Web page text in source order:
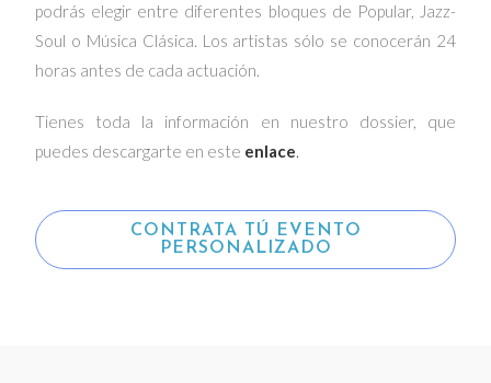
podrás elegir entre diferentes bloques de Popular, Jazz-
Soul o Música Clásica. Los artistas sólo se conocerán 24
horas antes de cada actuación.
Tienes toda la información en nuestro dossier, que
puedes descargarte en este enlace.
CONTRATA TÚ EVENTO
PERSONALIZADO